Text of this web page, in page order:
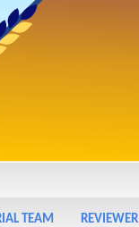
TEAM REVIEWER